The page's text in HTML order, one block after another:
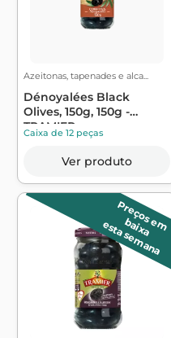
Azeitonas, tapenades e alca...
Dénoyalées Black
Olives, 150g, 150g -
TRAMIER
Caixa de 12 peças
Ver produto
P
r
e
ç
o
s
e
m
b
a
ix
a
esta semana